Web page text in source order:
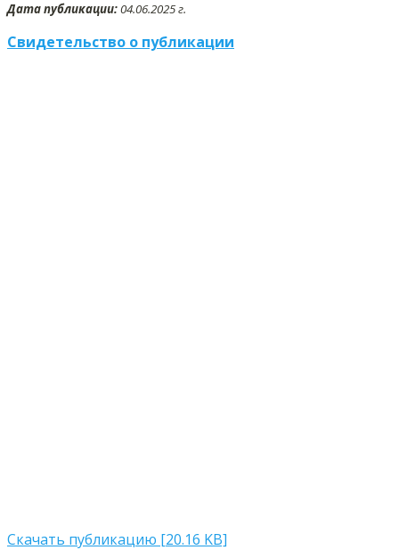
Дата публикации:04.06.2025 г.
Свидетельство о публикации
Скачать публикацию [20.16 KB]